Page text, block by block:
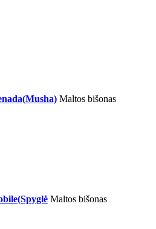
Maltos bišonas
Maltos bišonas